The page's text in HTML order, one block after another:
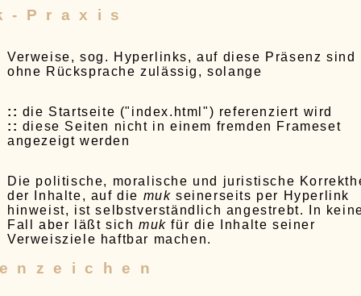
Praxis
Verweise, sog. Hyperlinks, auf diese Präsenz sind
ohne Rücksprache zulässig, solange
:: die Startseite ("index.html") referenziert wird
:: diese Seiten nicht in einem fremden Frameset
angezeigt werden
Die politische, moralische und juristische
der Inhalte, auf die muk seinerseits per Hyperlink
hinweist, ist selbstverständlich angestrebt. In
Fall aber läßt sichmuk für die Inhalte seiner
Verweisziele haftbar machen.